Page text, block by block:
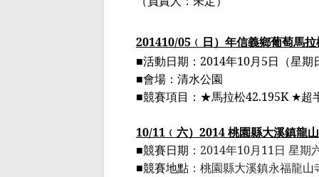
201410/05 ﹙ 日） 年信義鄉葡萄馬拉
■活動日期： 2014年10月5日（星期
■會場：清水公園
■競賽項目：★馬拉松42.195K ★超
10/11 ﹙ 六） 2014桃園縣大溪鎮龍
■競賽日期 ： 2014年10月11日 星期
■競賽地點 ：桃園縣大溪鎮永福龍